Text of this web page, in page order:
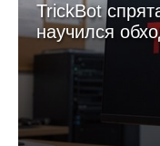
TrickBot
научился